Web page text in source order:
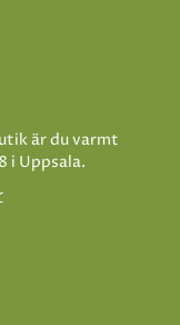
är du varmt
i Uppsala.